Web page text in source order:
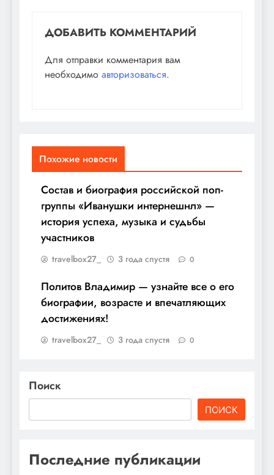
ДОБАВИТЬ КОММЕНТАРИЙ
Для отправки комментария вам
необходимо авторизоваться.
Похожие новости
Состав и биография российской поп-
группы «Иванушки интернешнл» —
история успеха, музыка и судьбы
участников
travelbox27_ 3 года спустя 0
Политов Владимир — узнайте все о его
биографии, возрасте и впечатляющих
достижениях!
travelbox27_ 3 года спустя 0
Поиск
ПОИСК
Последние публикации